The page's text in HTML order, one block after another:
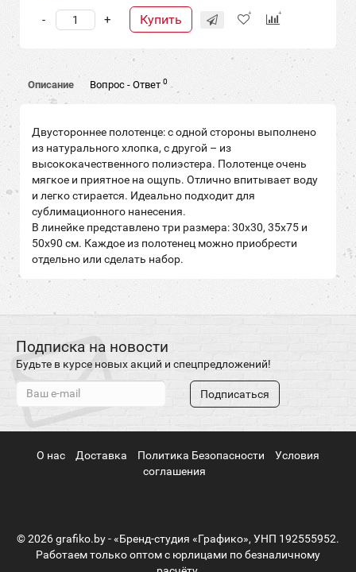
+
- Купить
Описание Вопрос - Ответ 0
Двустороннее полотенце: с одной стороны выполнено
из натурального хлопка, с другой – из
высококачественного полиэстера. Полотенце очень
мягкое и приятное на ощупь. Отлично впитывает воду
и легко стирается. Идеально подходит для
сублимационного нанесения.
В линейке представлено три размера: 30х30, 35х75 и
50х90 см. Каждое из полотенец можно приобрести
отдельно или сделать набор.
Подписка на новости
Будьте в курсе новых акций и спецпредложений!
Подписаться
О нас Доставка Политика Безопасности
Условия
соглашения
© 2026 grafiko.by - «Бренд-студия «Графико», УНП 192555952.
Работаем только оптом с юрлицами по безналичному